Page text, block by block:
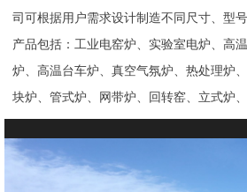
司可根据用户需求设计制造不同尺寸、型
产品包括：工业电窑炉、实验室电炉、高
炉、高温台车炉、真空气氛炉、热处理炉
块炉、管式炉、网带炉、回转窑、立式炉
验电炉、钟罩炉、退火炉、烧结炉、热震
科烤瓷炉、真空CVD管式炉、高温节能电
熔炼炉、推板窑炉、辊道窑炉、烘箱、真